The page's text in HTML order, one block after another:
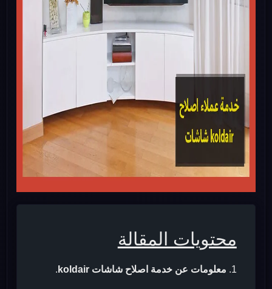
محتويات المقالة
معلومات عن خدمة اصلاح شاشات koldair .